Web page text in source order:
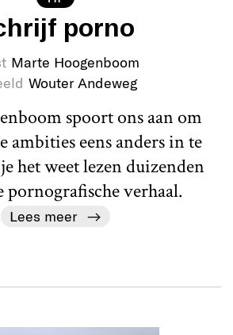
porno
Marte Hoogenboom
Wouter Andeweg
spoort ons aan om
ambities eens anders in te
het weet lezen duizenden
pornografische verhaal.
Lees meer